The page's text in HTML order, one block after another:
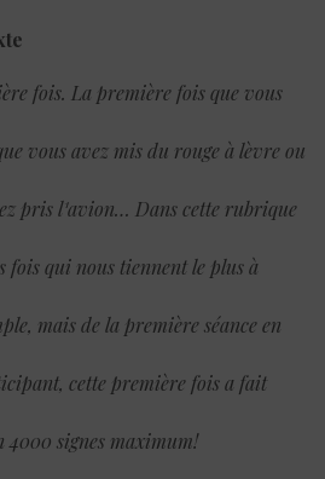
fois. La première fois que vous
vous avez mis du rouge à lèvre ou
pris l¹avion… Dans cette rubrique
qui nous tiennent le plus à
mais de la première séance en
cette première fois a fait
4000 signes maximum!